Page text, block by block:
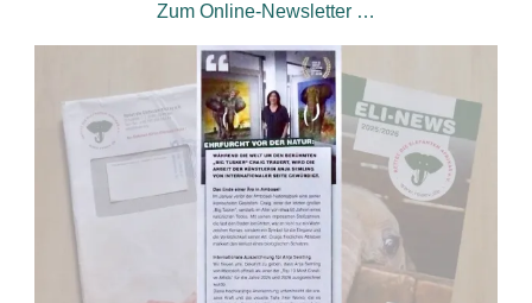
Zum Online-Newsletter …